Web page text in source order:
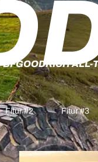
ALL-
Fitur #2 Fitur #3